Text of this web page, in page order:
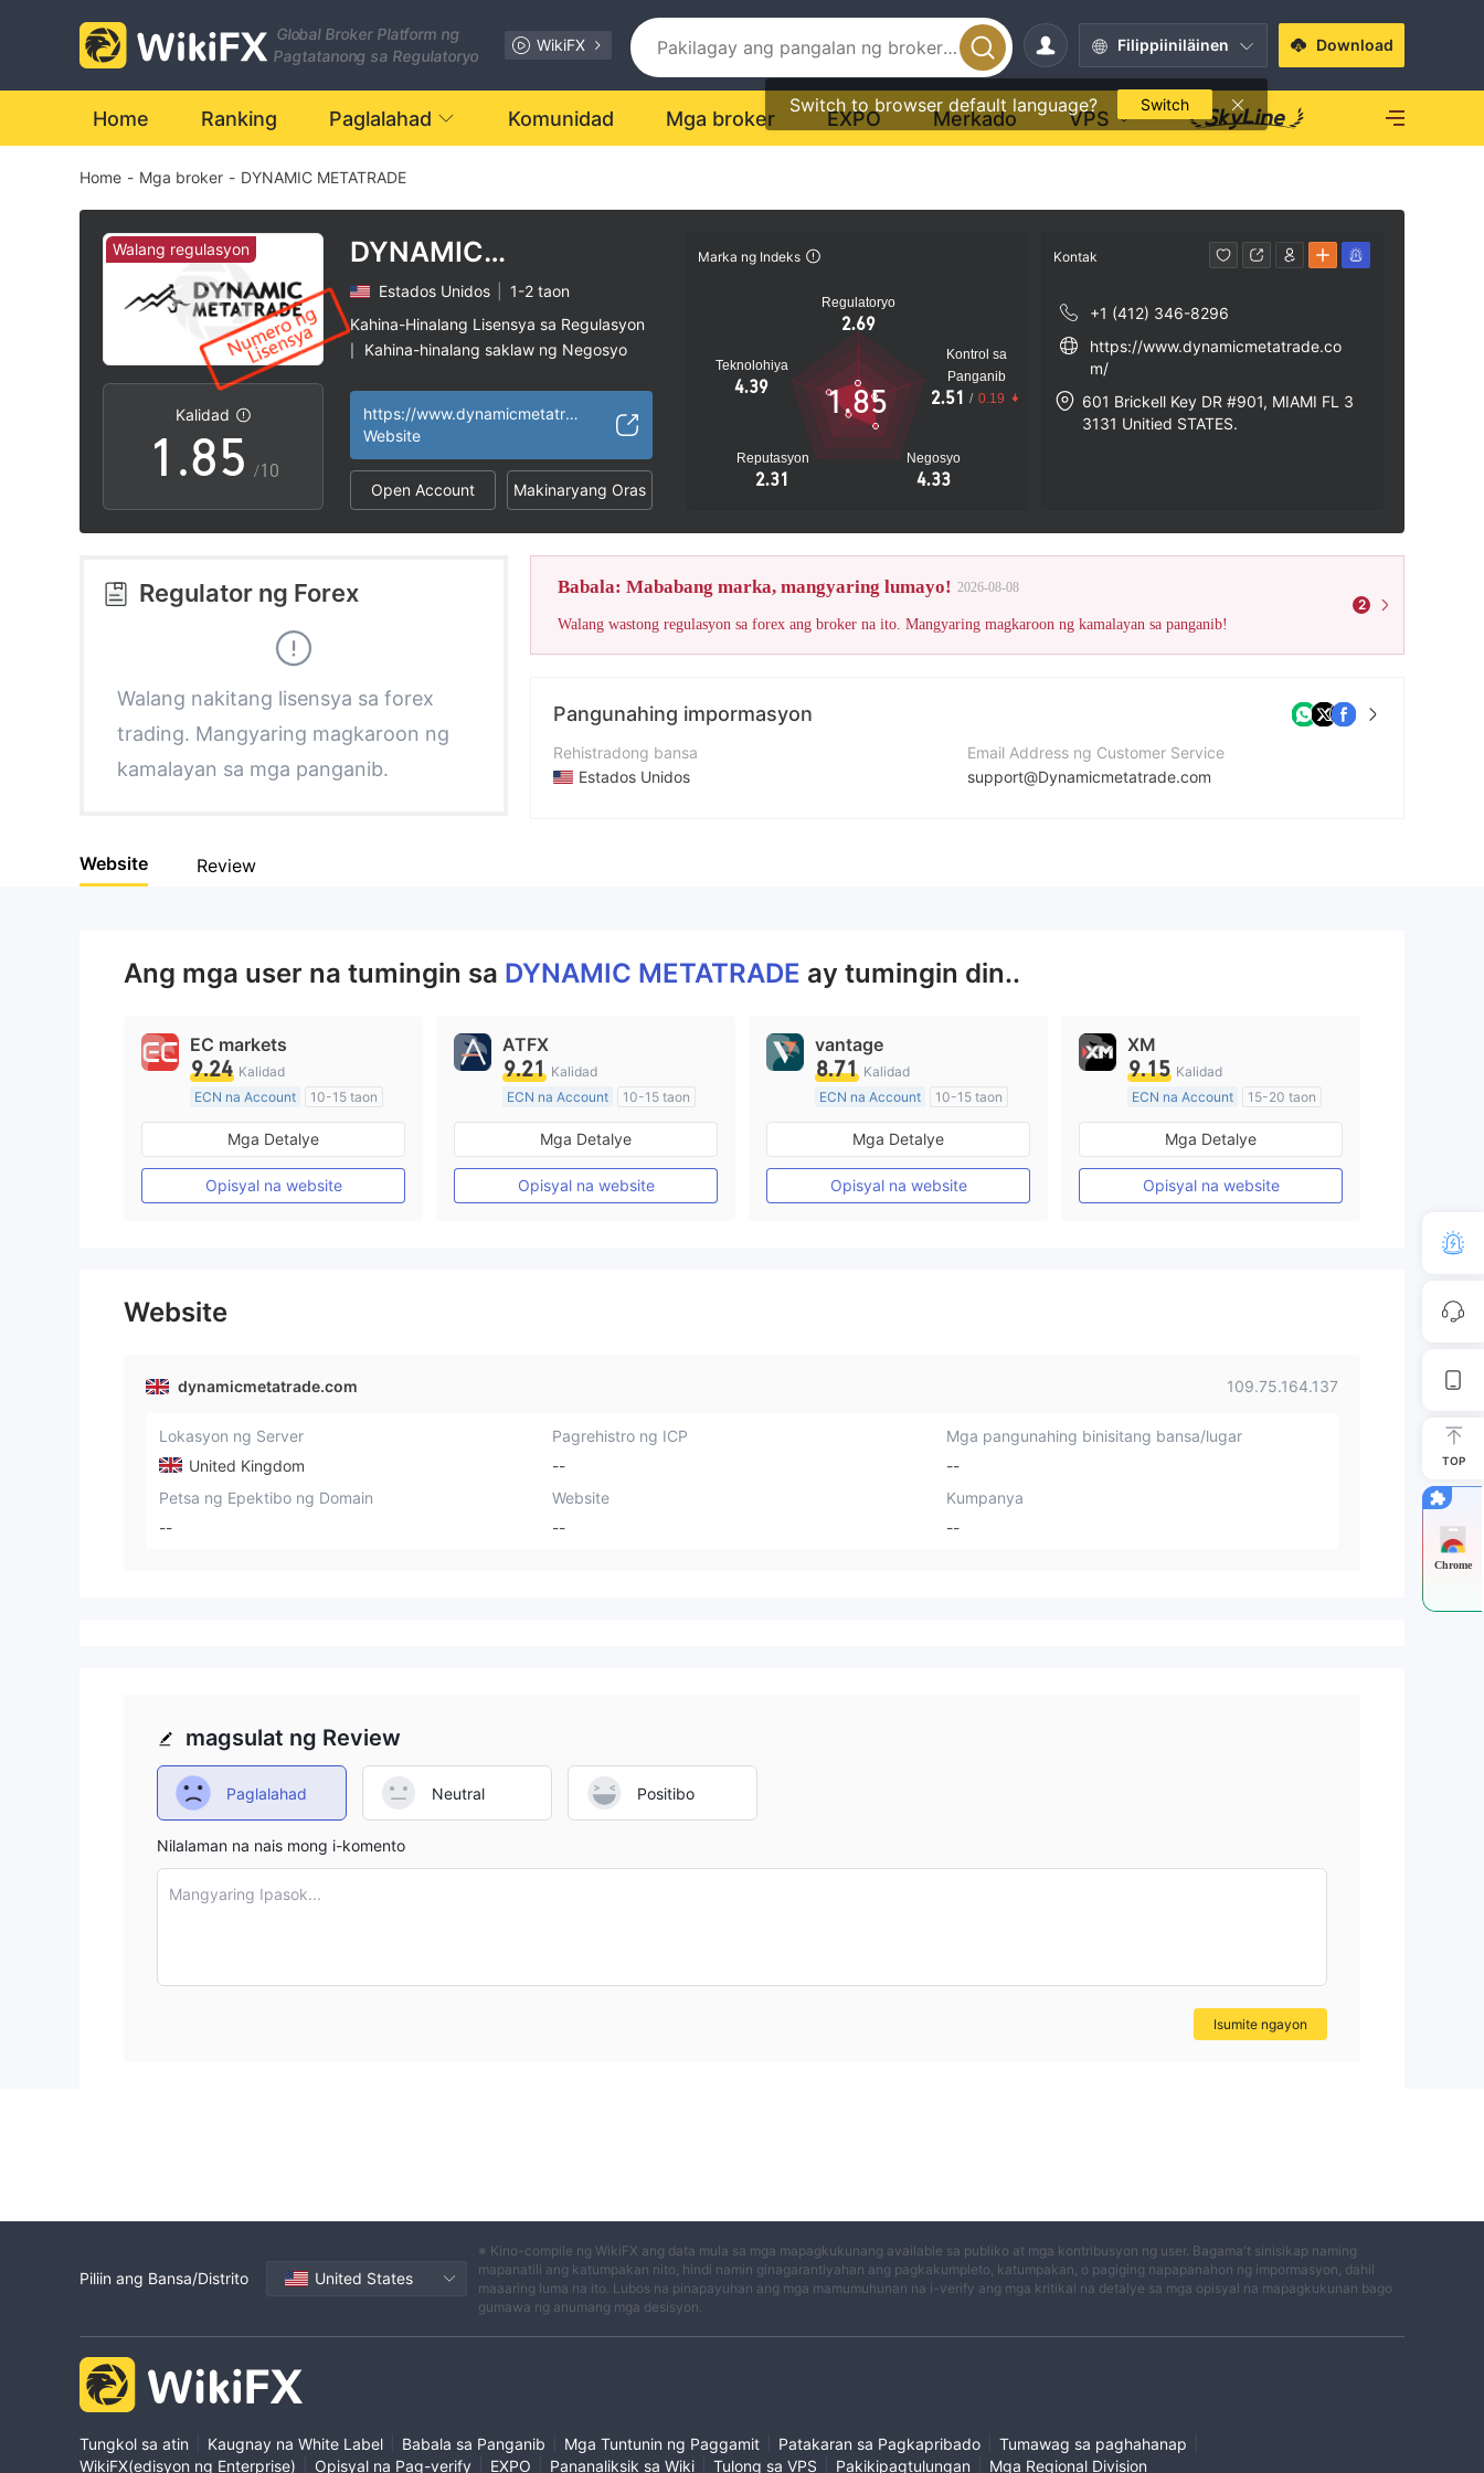
Global Broker Platform ng
Pagtatanong sa Regulatoryo
WikiFX Filippiiniläinen
Switch to browser default language? Switch
Download
Home Ranking Paglalahad Komunidad Mga broker EXPO Merkado VPS
Home - Mga broker - DYNAMIC METATRADE
Walang regulasyon
Kalidad
0
1
2
3
5
6
8
9
.
2
3
4
5
6
7
8
9
0
1
2
3
4
5
6
7
9
/10
DYNAMIC
METATRADE
Estados Unidos
1-2 taon
Kahina-Hinalang Lisensya sa Regulasyon
Kahina-hinalang saklaw ng Negosyo
https://www.dynamicmetatrade.com/
Website
Open Account Makinaryang Oras
Marka ng Indeks
Regulatoryo
2.69
Teknolohiya
4.39
Reputasyon
2.31
Negosyo
4.33
Kontrol sa
Panganib
2.51 / 0.19
1.85
Kontak
+1 (412) 346-8296
https://www.dynamicmetatrade.co
m/
601 Brickell Key DR #901, MIAMI FL 3
3131 Unitied STATES.
Regulator ng Forex
Walang nakitang lisensya sa forex
trading. Mangyaring magkaroon ng
kamalayan sa mga panganib.
Babala: Mababang marka, mangyaring lumayo! 2026-08-08
Walang wastong regulasyon sa forex ang broker na ito. Mangyaring magkaroon ng kamalayan sa panganib!
2
Pangunahing impormasyon
Rehistradong bansa
Estados Unidos
Email Address ng Customer Service
support@Dynamicmetatrade.com
Website Review
Ang mga user na tumingin sa DYNAMIC METATRADE ay tumingin din..
EC markets
9.24 Kalidad
ECN na Account
10-15 taon
Kinokontrol sa Australia
Paggawa ng Market (MM)
Pangunahing label na MT4
Mga Detalye
Opisyal na website
ATFX
9.21 Kalidad
ECN na Account
10-15 taon
Kinokontrol sa Australia
Paggawa ng Market (MM)
Pangunahing label na MT4
Mga Detalye
Opisyal na website
vantage
8.71 Kalidad
ECN na Account
10-15 taon
Kinokontrol sa Australia
Paggawa ng Market (MM)
Pangunahing label na MT4
Mga Detalye
Opisyal na website
XM
9.15 Kalidad
ECN na Account
15-20 taon
Kinokontrol sa Australia
Paggawa ng Market (MM)
Pangunahing label na MT4
Mga Detalye
Opisyal na website
Website
dynamicmetatrade.com 109.75.164.137
Lokasyon ng Server
United Kingdom
Pagrehistro ng ICP
--
Mga pangunahing binisitang bansa/lugar
--
Petsa ng Epektibo ng Domain
--
Website
--
Kumpanya
--
magsulat ng Review
Paglalahad Neutral Positibo
Nilalaman na nais mong i-komento
Mangyaring Ipasok...
Isumite ngayon
TOP
Chrome
Piliin ang Bansa/Distrito United States
※ Kino-compile ng WikiFX ang data mula sa mga mapagkukunang available sa publiko at mga kontribusyon ng user. Bagama't sinisikap naming
mapanatili ang katumpakan nito, hindi namin ginagarantiyahan ang pagkakumpleto, katumpakan, o pagiging napapanahon ng impormasyon, dahil
maaaring luma na ito. Lubos na pinapayuhan ang mga mamumuhunan na i-verify ang mga kritikal na detalye sa mga opisyal na mapagkukunan bago
gumawa ng anumang mga desisyon.
Tungkol sa atin Kaugnay na White Label Babala sa Panganib Mga Tuntunin ng Paggamit Patakaran sa Pagkapribado Tumawag sa paghahanap
WikiFX(edisyon ng Enterprise)
Opisyal na Pag-verify EXPO Pananaliksik sa Wiki Tulong sa VPS Pakikipagtulungan Mga Regional Division